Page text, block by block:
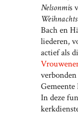
Nelsonmis
Bach en
liederen,
actief als
In deze